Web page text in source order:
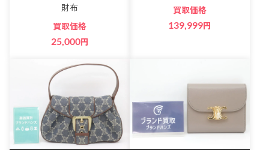
財布
買取価格
25,000円
買取価格
139,999円